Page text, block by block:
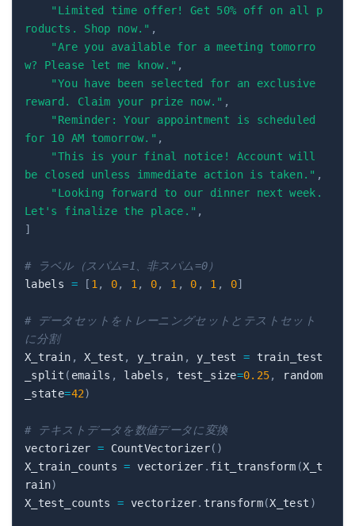
"Limited time offer! Get 50% off on all p
roducts. Shop now." ,
"Are you available for a meeting tomorro
w? Please let me know." ,
"You have been selected for an exclusive
reward. Claim your prize now." ,
"Reminder: Your appointment is scheduled
for 10 AM tomorrow." ,
"This is your final notice! Account will
be closed unless immediate action is taken." ,
"Looking forward to our dinner next week.
Let's finalize the place." ,
]
# ラベル（スパム=1、非スパム=0）
labels = [ 1 , 0, 1 , 0, 1 , 0 , 1 , 0]
# データセットをトレーニングセットとテストセット
に分割
X_train , X_test , y_train , y_test = train_test
_split ( emails , labels , test_size=0.25,
random
_state=42)
# テキストデータを数値データに変換
vectorizer = CountVectorizer( )
X_train_counts = vectorizer . fit_transform (X_t
rain)
X_test_counts = vectorizer. transform(X_test )